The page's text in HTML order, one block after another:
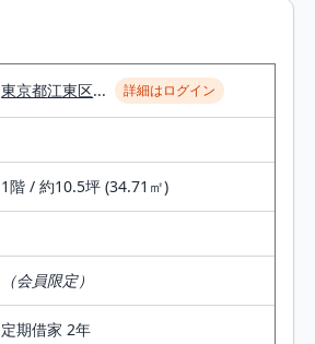
東京都江東区... 詳細はログイン
1階 / 約10.5坪 (34.71㎡)
（会員限定）
定期借家 2年